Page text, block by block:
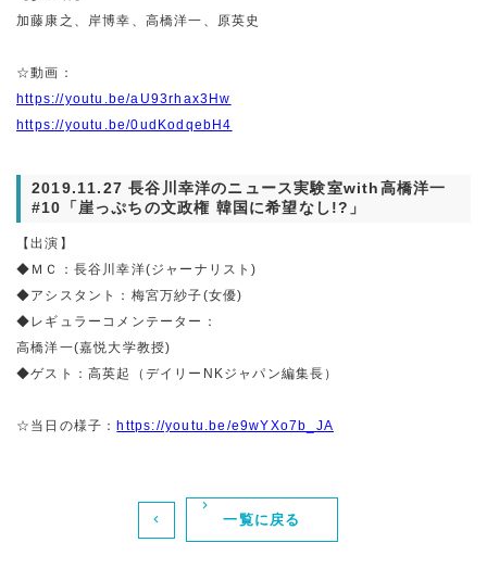
加藤康之、岸博幸、高橋洋一、原英史
☆動画：
https://youtu.be/aU93rhax3Hw
https://youtu.be/0udKodqebH4
2019.11.27 長谷川幸洋のニュース実験室with高橋洋一
#10「崖っぷちの文政権 韓国に希望なし!?」
【出演】
◆ＭＣ：長谷川幸洋(ジャーナリスト)
◆アシスタント：梅宮万紗子(女優)
◆レギュラーコメンテーター：
高橋洋一(嘉悦大学教授)
◆ゲスト：高英起（デイリーNKジャパン編集長）
☆当日の様子： https://youtu.be/e9wYXo7b_JA
一覧に戻る